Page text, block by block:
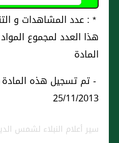
هذا العدد لمجموع
المادة
- تم تسجيل هذه المادة
25/11/2013
سير أعلام النبلاء لشمس